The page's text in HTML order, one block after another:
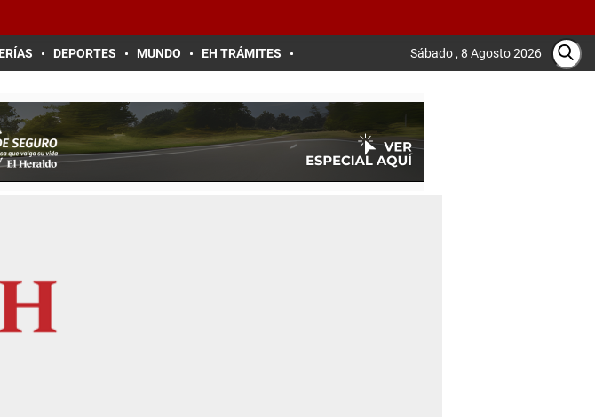
DEPORTES MUNDO EH TRÁMITES Sábado , 8 Agosto 2026